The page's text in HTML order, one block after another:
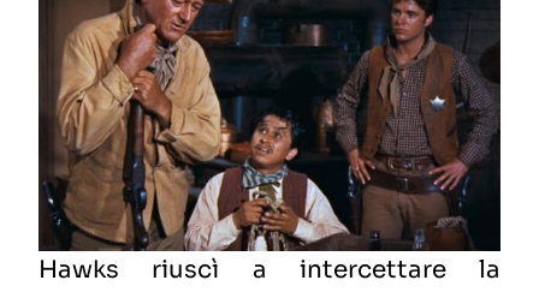
Hawks riuscì a intercettare la